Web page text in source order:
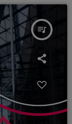
queue_music